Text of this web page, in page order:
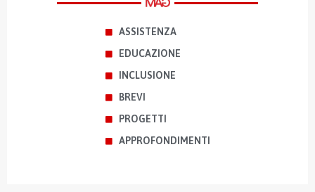
ASSISTENZA
EDUCAZIONE
INCLUSIONE
BREVI
PROGETTI
APPROFONDIMENTI